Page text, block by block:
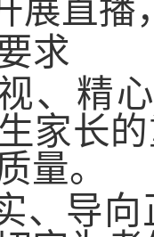
展直播
求
、精
家长
量。
、导